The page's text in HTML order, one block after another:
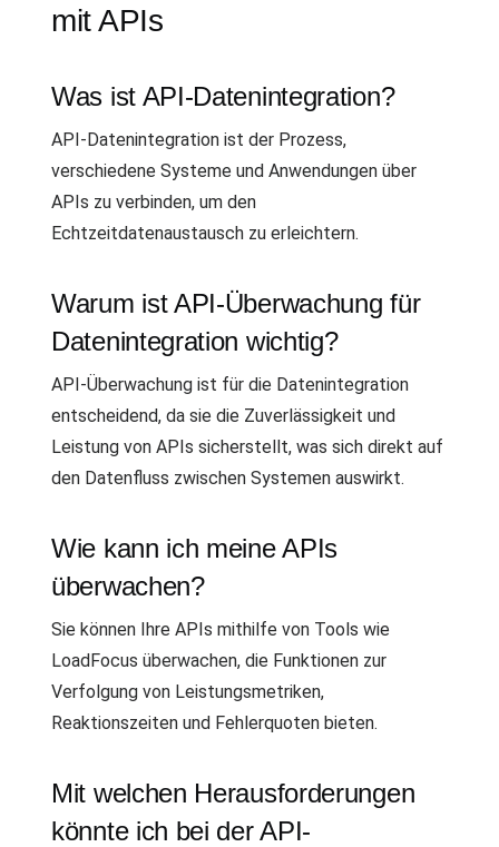
mit APIs
Was ist API-Datenintegration?
API-Datenintegration ist der Prozess,
verschiedene Systeme und Anwendungen über
APIs zu verbinden, um den
Echtzeitdatenaustausch zu erleichtern.
Warum ist API-Überwachung für
Datenintegration wichtig?
API-Überwachung ist für die Datenintegration
entscheidend, da sie die Zuverlässigkeit und
Leistung von APIs sicherstellt, was sich direkt auf
den Datenfluss zwischen Systemen auswirkt.
Wie kann ich meine APIs
überwachen?
Sie können Ihre APIs mithilfe von Tools wie
LoadFocus überwachen, die Funktionen zur
Verfolgung von Leistungsmetriken,
Reaktionszeiten und Fehlerquoten bieten.
Mit welchen Herausforderungen
könnte ich bei der API-